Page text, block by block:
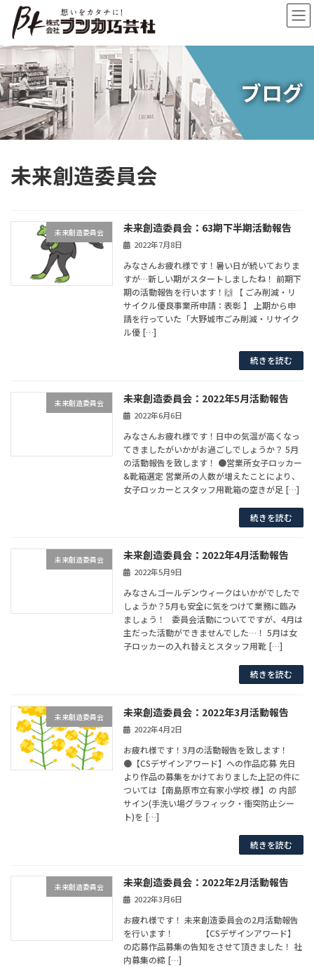
ン
ツ
へ
ス
キ
ッ
プ
ー
シ
ョ
ン
に
移
動
ブログ
未来創造委員会
未来創造委員会 未来創造委員会：63期下半期活動報告
2022年7月8日
みなさんお疲れ様です！暑い日が続いておりま
すが…新しい期がスタートしましたね！ 前期下
期の活動報告を行います！🙌 【 ごみ削減・リ
サイクル優良事業所申請：表彰 】 上期から申
請を行っていた「大野城市ごみ削減・リサイク
ル優 […]
続きを読む
未来創造委員会 未来創造委員会：2022年5月活動報告
2022年6月6日
みなさんお疲れ様です！日中の気温が高くなっ
てきましたがいかがお過ごしでしょうか？ 5月
の活動報告を致します！ ●営業所女子ロッカー
&靴箱選定 営業所の人数が増えたことにより、
女子ロッカーとスタッフ用靴箱の空きが足 […]
続きを読む
未来創造委員会 未来創造委員会：2022年4月活動報告
2022年5月9日
みなさんゴールデンウィークはいかがでしたで
しょうか？5月も安全に気をつけて業務に臨み
ましょう！ 委員会活動についてですが、4月は
主だった活動ができませんでした…！ 5月は女
子ロッカーの入れ替えとスタッフ用靴 […]
続きを読む
未来創造委員会 未来創造委員会：2022年3月活動報告
2022年4月2日
お疲れ様です！3月の活動報告を致します！
●【CSデザインアワード】への作品応募 先日
より作品の募集をかけておりました上記の件に
ついては【南島原市立有家小学校 様】の 内部
サイン(手洗い場グラフィック・衝突防止シー
ト)を […]
続きを読む
未来創造委員会 未来創造委員会：2022年2月活動報告
2022年3月6日
お疲れ様です！ 未来創造委員会の2月活動報告
を行います！ 【CSデザインアワード】
の応募作品募集の告知をさせて頂きました！ 社
内募集の締 […]